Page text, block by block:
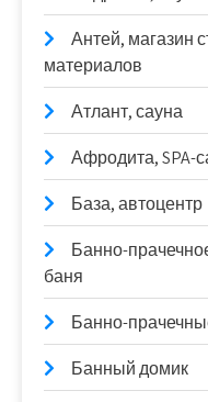
Антей, магазин
материалов
Атлант, сауна
Афродита, SPA-
База, автоцентр
Банно-
баня
Банно-
Банный домик